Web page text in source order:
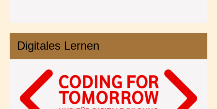
Digitales Lernen